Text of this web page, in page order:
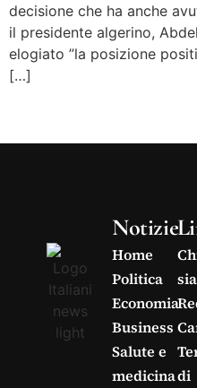
decisione che ha anche
il presidente algerino,
elogiato ”la posizione
[…]
Notizie
Home
Politica
Economia
Business
Salute e
medicinadi